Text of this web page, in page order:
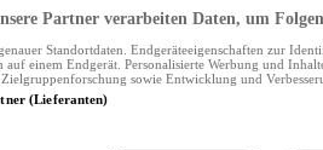
Partner verarbeiten Daten, um
Standortdaten. Endgeräteeigenschaften zur
einem Endgerät. Personalisierte Werbung und
sowie Entwicklung und
(Lieferanten)